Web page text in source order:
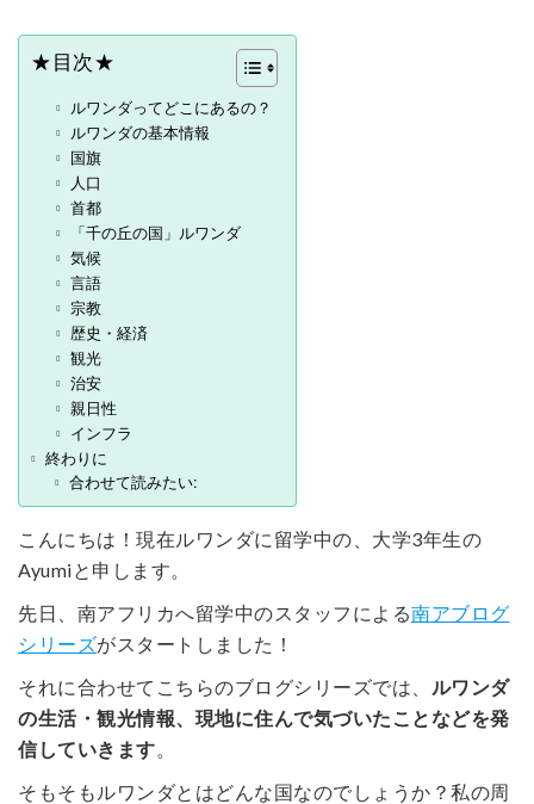
★目次★
ルワンダってどこにあるの？
ルワンダの基本情報
国旗
人口
首都
「千の丘の国」ルワンダ
気候
言語
宗教
歴史・経済
観光
治安
親日性
インフラ
終わりに
合わせて読みたい:
こんにちは！現在ルワンダに留学中の、大学3年生の
Ayumiと申します。
先日、南アフリカへ留学中のスタッフによる南アブログ
シリーズがスタートしました！
それに合わせてこちらのブログシリーズでは、 ルワンダ
の生活・観光情報、現地に住んで気づいたことなどを発
信していきます。
そもそもルワンダとはどんな国なのでしょうか？私の周